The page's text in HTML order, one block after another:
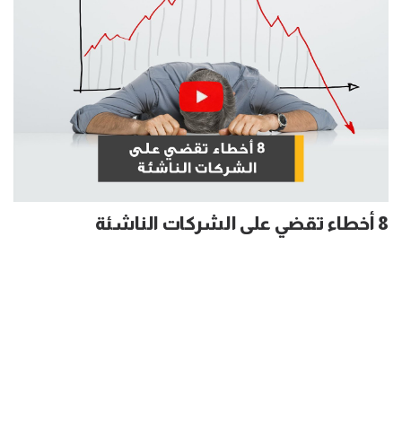
8 أخطاء تقضي على الشركات الناشئة